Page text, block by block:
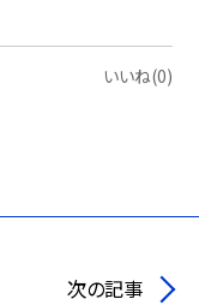
いいね(0)
次の記事